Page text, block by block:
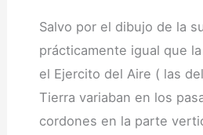
Salvo por el dibujo de la
prácticamente igual que
el Ejercito del Aire ( las
Tierra variaban en los
cordones en la parte